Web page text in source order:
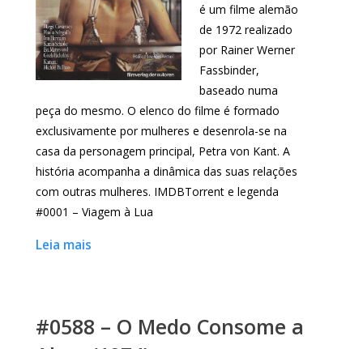
é um filme alemão
de 1972 realizado
por Rainer Werner
Fassbinder,
baseado numa
peça do mesmo. O elenco do filme é formado
exclusivamente por mulheres e desenrola-se na
casa da personagem principal, Petra von Kant. A
história acompanha a dinâmica das suas relações
com outras mulheres. IMDBTorrent e legenda
#0001 – Viagem à Lua
Leia mais
#0588 – O Medo Consome a